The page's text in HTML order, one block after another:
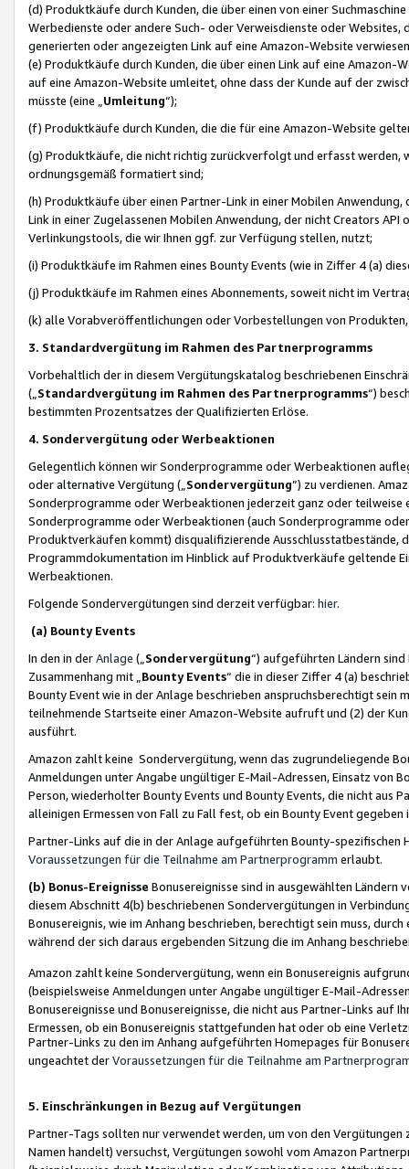
(d) Produktkäufe durch Kunden, die über einen von einer
Werbedienste oder andere Such- oder Verweisdienste oder Websites,
generierten oder angezeigten Link auf eine Amazon-Website
(e) Produktkäufe durch Kunden, die über einen Link auf eine
auf eine Amazon-Website umleitet, ohne dass der Kunde auf der
müsste (eine „ Umleitung“);
(f) Produktkäufe durch Kunden, die die für eine Amazon-Website
(g) Produktkäufe, die nicht richtig zurückverfolgt und erfasst werden,
ordnungsgemäß formatiert sind;
(h) Produktkäufe über einen Partner-Link in einer Mobilen
Link in einer Zugelassenen Mobilen Anwendung, der nicht Creators
Verlinkungstools, die wir Ihnen ggf. zur Verfügung stellen, nutzt;
(i) Produktkäufe im Rahmen eines Bounty Events (wie in Ziffer 4 (a)
(j) Produktkäufe im Rahmen eines Abonnements, soweit nicht im
(k) alle Vorabveröffentlichungen oder Vorbestellungen von
3. Standardvergütung im Rahmen des Partnerprogramms
Vorbehaltlich der in diesem Vergütungskatalog beschriebenen
(„ Standardvergütung im Rahmen des Partnerprogramms“)
bestimmten Prozentsatzes der Qualifizierten Erlöse.
4. Sondervergütung oder Werbeaktionen
Gelegentlich können wir Sonderprogramme oder Werbeaktionen
oder alternative Vergütung („ Sondervergütung”) zu verdienen.
Sonderprogramme oder Werbeaktionen jederzeit ganz oder
Sonderprogramme oder Werbeaktionen (auch Sonderprogramme
Produktverkäufen kommt) disqualifizierende Ausschlusstatbestände,
Programmdokumentation im Hinblick auf Produktverkäufe geltende
Werbeaktionen.
Folgende Sondervergütungen sind derzeit verfügbar: hier.
(a) Bounty Events
In den in derAnlage („ Sondervergütung“) aufgeführten Ländern
Zusammenhang mit „ Bounty Events“ die in dieser Ziffer 4 (a)
Bounty Event wie in der Anlage beschrieben anspruchsberechtigt sein
teilnehmende Startseite einer Amazon-Website aufruft und (2) der
ausführt.
Amazon zahlt keine Sondervergütung, wenn das zugrundeliegende
Anmeldungen unter Angabe ungültiger E-Mail-Adressen, Einsatz von
Person, wiederholter Bounty Events und Bounty Events, die nicht
alleinigen Ermessen von Fall zu Fall fest, ob ein Bounty Event
Partner-Links auf die in der Anlage aufgeführten Bounty-spezifischen
Voraussetzungen für die Teilnahme am Partnerprogramm erlaubt.
(b) Bonus-Ereignisse Bonusereignisse sind in ausgewählten Ländern
diesem Abschnitt 4(b) beschriebenen Sondervergütungen in
Bonusereignis, wie im Anhang beschrieben, berechtigt sein muss,
während der sich daraus ergebenden Sitzung die im Anhang
Amazon zahlt keine Sondervergütung, wenn ein Bonusereignis
(beispielsweise Anmeldungen unter Angabe ungültiger E-Mail-
Bonusereignisse und Bonusereignisse, die nicht aus Partner-Links auf
Ermessen, ob ein Bonusereignis stattgefunden hat oder ob eine
Partner-Links zu den im Anhang aufgeführten Homepages für
ungeachtet derVoraussetzungen für die Teilnahme am
5. Einschränkungen in Bezug auf Vergütungen
Partner-Tags sollten nur verwendet werden, um von den
Namen handelt) versuchst, Vergütungen sowohl vom Amazon